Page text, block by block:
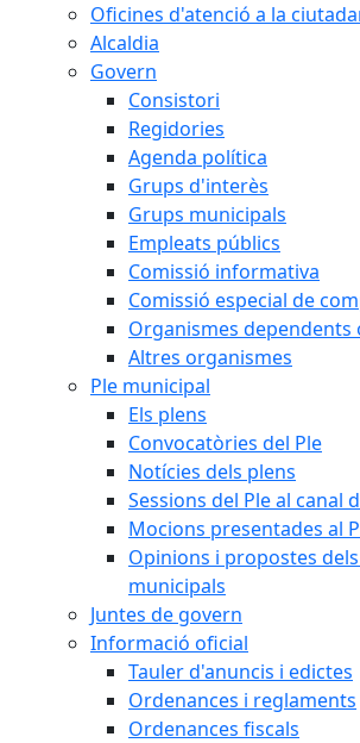
Oficines d'atenció a la
Alcaldia
Govern
Consistori
Regidories
Agenda política
Grups d'interès
Grups municipals
Empleats públics
Comissió informativa
Comissió especial de
Organismes dependents
Altres organismes
Ple municipal
Els plens
Convocatòries del Ple
Notícies dels plens
Sessions del Ple al canal
Mocions presentades al
Opinions i propostes
municipals
Juntes de govern
Informació oficial
Tauler d'anuncis i edictes
Ordenances i reglaments
Ordenances fiscals